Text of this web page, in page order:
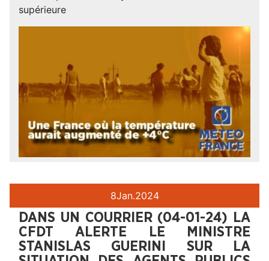
supérieure
8Jan.2024
DANS UN COURRIER (04-01-24) LA
CFDT ALERTE LE MINISTRE
STANISLAS GUERINI SUR LA